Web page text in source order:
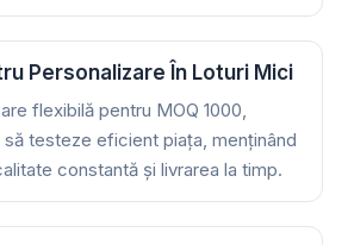
Personalizare În Loturi Mici
flexibilă pentru MOQ 1000,
să testeze eficient piața, menținând
constantă și livrarea la timp.